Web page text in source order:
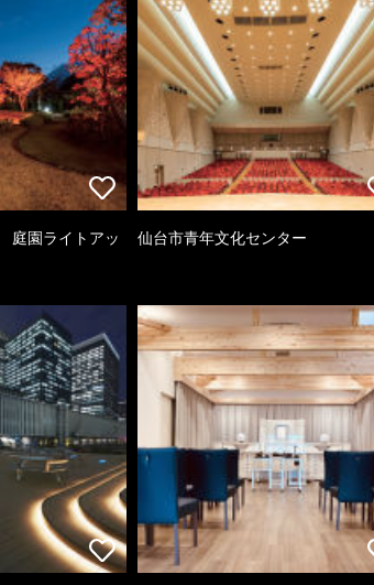
庭園ライトアッ
仙台市青年文化センター